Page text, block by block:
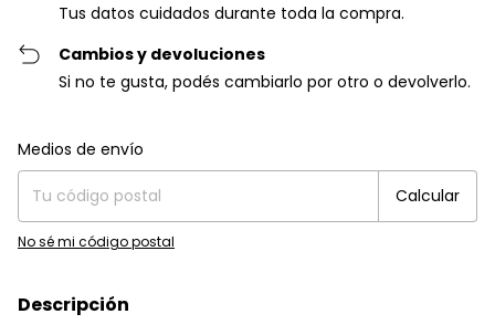
Tus datos cuidados durante toda la compra.
Cambios y devoluciones
Si no te gusta, podés cambiarlo por otro o devolverlo.
Entregas para el CP:
Medios de envío
Calcular
No sé mi código postal
Descripción